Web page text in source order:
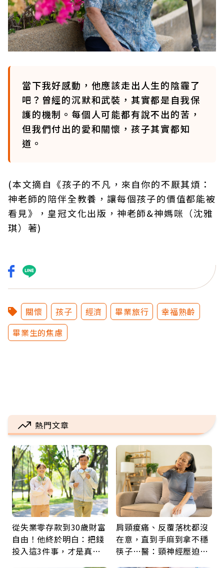
當下我好感動，他應該走出人生的陰霾了
吧？曾經的沉默和武裝，其實都是自我保
護的機制。每個人可能都有說不出的苦，
但我們付出的愛和關懷，孩子其實都知
道。
(本文摘自《孩子的不凡，來自你的不厭其煩：
神老師的陪伴全教養，讓每個孩子的價值都能被
看見》，皇冠文化出版，神老師&神媽咪（沈雅
琪）著)
關懷 孩子 經濟 畢業旅行
幸福熟齡
畢業生的焦慮
熱門文章
從失業零存款到30歲財富
自由！他終於明白：把錢
投入這3件事，才是真正
肩頸痠痛、反覆落枕都沒
在意，直到手麻到拿不穩
筷子…醫：頸神經壓迫上